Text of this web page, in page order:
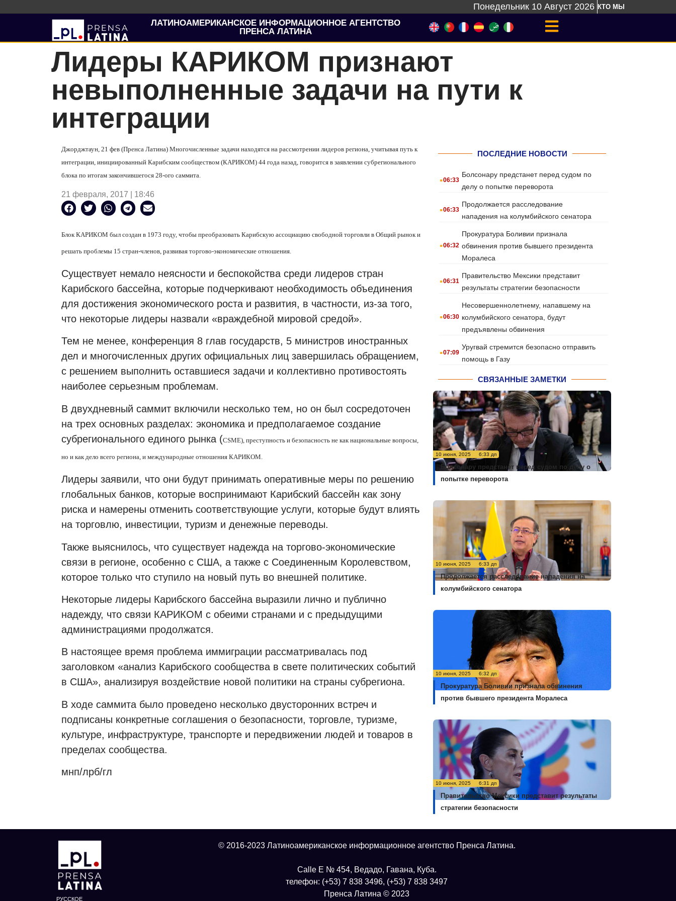
Понедельник 10 Август 2026 КТО МЫ
ЛАТИНОАМЕРИКАНСКОЕ ИНФОРМАЦИОННОЕ АГЕНТСТВО
ПРЕНСА ЛАТИНА
Лидеры КАРИКОМ признают
невыполненные задачи на пути к
интеграции
Джорджтаун, 21 фев (Пренса Латина) Многочисленные задачи находятся на рассмотрении лидеров региона, учитывая путь к
интеграции, инициированный Карибским сообществом (КАРИКОМ) 44 года назад, говорится в заявлении субрегионального
блока по итогам закончившегося 28-ого саммита.
21 февраля, 2017 | 18:46
Блок КАРИКОМ был создан в 1973 году, чтобы преобразовать Карибскую ассоциацию свободной торговли в Общий рынок и
решать проблемы 15 стран-членов, развивая торгово-экономические отношения.
Существует немало неясности и беспокойства среди лидеров стран
Карибского бассейна, которые подчеркивают необходимость объединения
для достижения экономического роста и развития, в частности, из-за того,
что некоторые лидеры назвали «враждебной мировой средой».
Тем не менее, конференция 8 глав государств, 5 министров иностранных
дел и многочисленных других официальных лиц завершилась обращением,
с решением выполнить оставшиеся задачи и коллективно противостоять
наиболее серьезным проблемам.
В двухдневный саммит включили несколько тем, но он был сосредоточен
на трех основных разделах: экономика и предполагаемое создание
субрегионального единого рынка (CSME), преступность и безопасность не как национальные вопросы,
но и как дело всего региона, и международные отношения КАРИКОМ.
Лидеры заявили, что они будут принимать оперативные меры по решению
глобальных банков, которые воспринимают Карибский бассейн как зону
риска и намерены отменить соответствующие услуги, которые будут влиять
на торговлю, инвестиции, туризм и денежные переводы.
Также выяснилось, что существует надежда на торгово-экономические
связи в регионе, особенно с США, а также с Соединенным Королевством,
которое только что ступило на новый путь во внешней политике.
Некоторые лидеры Карибского бассейна выразили лично и публично
надежду, что связи КАРИКОМ с обеими странами и с предыдущими
администрациями продолжатся.
В настоящее время проблема иммиграции рассматривалась под
заголовком «анализ Карибского сообщества в свете политических событий
в США», анализируя воздействие новой политики на страны субрегиона.
В ходе саммита было проведено несколько двусторонних встреч и
подписаны конкретные соглашения о безопасности, торговле, туризме,
культуре, инфраструктуре, транспорте и передвижении людей и товаров в
пределах сообщества.
мнп/лрб/гл
ПОСЛЕДНИЕ НОВОСТИ
.06:33
Болсонару предстанет перед судом по
делу о попытке переворота
.06:33
Продолжается расследование
нападения на колумбийского сенатора
.06:32
Прокуратура Боливии признала
обвинения против бывшего президента
Моралеса
.06:31
Правительство Мексики представит
результаты стратегии безопасности
.06:30
Несовершеннолетнему, напавшему на
колумбийского сенатора, будут
предъявлены обвинения
.07:09
Уругвай стремится безопасно отправить
помощь в Газу
СВЯЗАННЫЕ ЗАМЕТКИ
10 июня, 2025 6:33 дп
Болсонару предстанет перед судом по делу о
попытке переворота
10 июня, 2025 6:33 дп
Продолжается расследование нападения на
колумбийского сенатора
10 июня, 2025 6:32 дп
Прокуратура Боливии признала обвинения
против бывшего президента Моралеса
10 июня, 2025 6:31 дп
Правительство Мексики представит результаты
стратегии безопасности
РУССКОЕ
© 2016-2023 Латиноамериканское информационное агентство Пренса Латина.
Calle E № 454, Ведадо, Гавана, Куба.
телефон: (+53) 7 838 3496, (+53) 7 838 3497
Пренса Латина © 2023